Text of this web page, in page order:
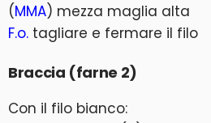
(MMA) mezza maglia alta
F.o. tagliare e fermare il filo
Braccia (farne 2)
Con il filo bianco: